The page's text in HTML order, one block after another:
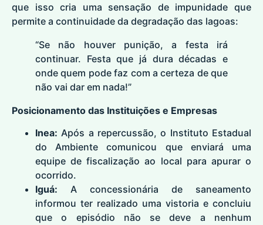
que isso cria uma sensação de impunidade que
permite a continuidade da degradação das lagoas:
“Se não houver punição, a festa irá
continuar. Festa que já dura décadas e
onde quem pode faz com a certeza de que
não vai dar em nada!”
Posicionamento das Instituições e Empresas
Inea: Após a repercussão, o Instituto Estadual
do Ambiente comunicou que enviará uma
equipe de fiscalização ao local para apurar o
ocorrido.
Iguá: A concessionária de saneamento
informou ter realizado uma vistoria e concluiu
que o episódio não se deve a nenhum